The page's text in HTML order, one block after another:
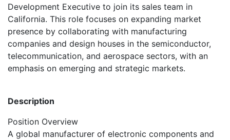
Development Executive to join its sales team in
California. This role focuses on expanding market
presence by collaborating with manufacturing
companies and design houses in the semiconductor,
telecommunication, and aerospace sectors, with an
emphasis on emerging and strategic markets.
Description
Position Overview
A global manufacturer of electronic components and